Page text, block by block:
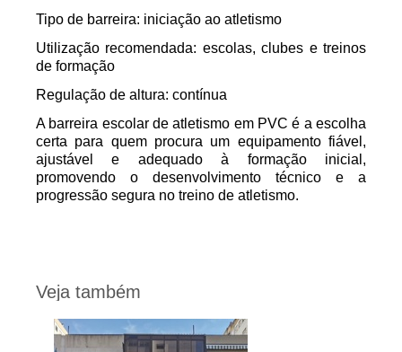
Tipo de barreira: iniciação ao atletismo
Utilização recomendada: escolas, clubes e treinos
de formação
Regulação de altura: contínua
A barreira escolar de atletismo em PVC é a escolha
certa para quem procura um equipamento fiável,
ajustável e adequado à formação inicial,
promovendo o desenvolvimento técnico e a
progressão segura no treino de atletismo.
Veja também